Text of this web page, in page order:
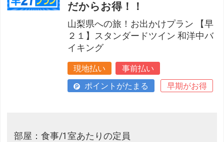
だからお得！！
山梨県への旅！お出かけプラン 【早
２１】スタンダードツイン 和洋中バ
イキング
現地払い
事前払い
ポイントがたまる
早期がお得
部屋：食事/1室あたりの定員